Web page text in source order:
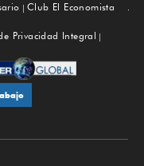
Subir
Club El Economista
Privacidad Integral